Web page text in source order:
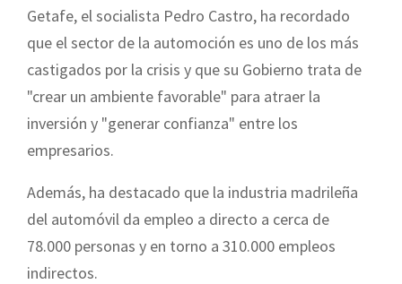
Getafe, el socialista Pedro Castro, ha recordado
que el sector de la automoción es uno de los más
castigados por la crisis y que su Gobierno trata de
"crear un ambiente favorable" para atraer la
inversión y "generar confianza" entre los
empresarios.
Además, ha destacado que la industria madrileña
del automóvil da empleo a directo a cerca de
78.000 personas y en torno a 310.000 empleos
indirectos.